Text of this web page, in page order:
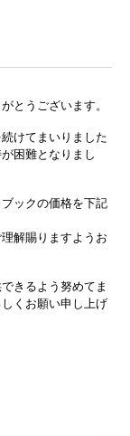
とうございます。
けてまいりました
困難となりまし
ックの価格を下記
解賜りますようお
きるよう努めてま
くお願い申し上げ